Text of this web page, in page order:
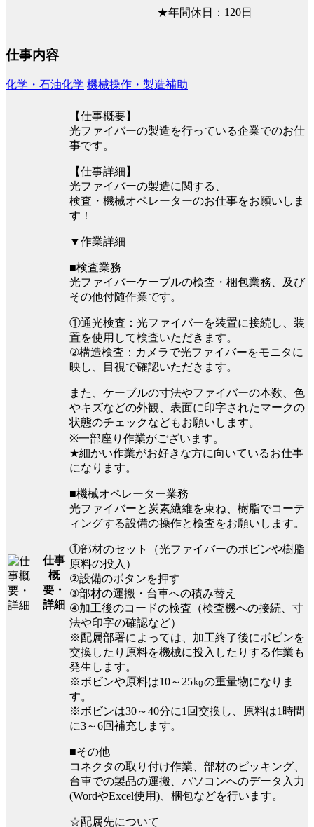
★年間休日：120日
仕事内容
化学・石油化学 機械操作・製造補助
仕事
概
要・
詳細
【仕事概要】
光ファイバーの製造を行っている企業でのお仕
事です。
【仕事詳細】
光ファイバーの製造に関する、
検査・機械オペレーターのお仕事をお願いしま
す！
▼作業詳細
■検査業務
光ファイバーケーブルの検査・梱包業務、及び
その他付随作業です。
①通光検査：光ファイバーを装置に接続し、装
置を使用して検査いただきます。
②構造検査：カメラで光ファイバーをモニタに
映し、目視で確認いただきます。
また、ケーブルの寸法やファイバーの本数、色
やキズなどの外観、表面に印字されたマークの
状態のチェックなどもお願いします。
※一部座り作業がございます。
★細かい作業がお好きな方に向いているお仕事
になります。
■機械オペレーター業務
光ファイバーと炭素繊維を束ね、樹脂でコーテ
ィングする設備の操作と検査をお願いします。
①部材のセット（光ファイバーのボビンや樹脂
原料の投入）
②設備のボタンを押す
③部材の運搬・台車への積み替え
④加工後のコードの検査（検査機への接続、寸
法や印字の確認など）
※配属部署によっては、加工終了後にボビンを
交換したり原料を機械に投入したりする作業も
発生します。
※ボビンや原料は10～25㎏の重量物になりま
す。
※ボビンは30～40分に1回交換し、原料は1時間
に3～6回補充します。
■その他
コネクタの取り付け作業、部材のピッキング、
台車での製品の運搬、パソコンへのデータ入力
(WordやExcel使用)、梱包などを行います。
☆配属先について